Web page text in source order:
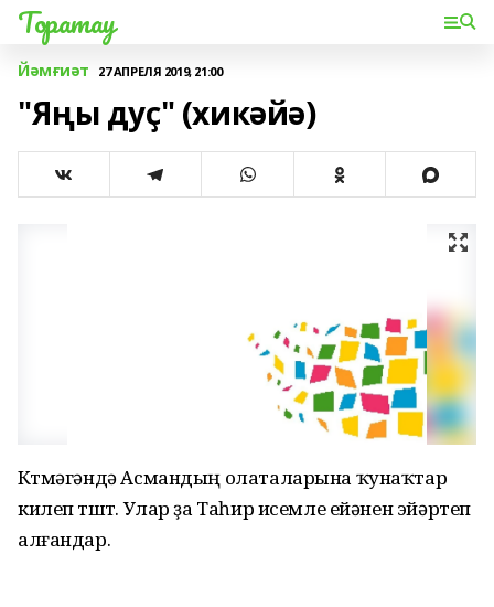
Торатау
Йәмғиәт 27 АПРЕЛЯ 2019, 21:00
"Яңы дуҫ" (хикәйә)
Көтмәгәндә Асмандың олаталарына ҡунаҡтар
килеп төштө. Улар ҙа Таһир исемле ейәнен эйәртеп
алғандар.